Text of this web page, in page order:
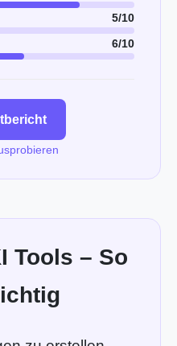
5/10
6/10
Tools – So